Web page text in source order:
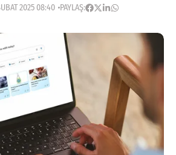
2025 08:40 PAYLAŞ: